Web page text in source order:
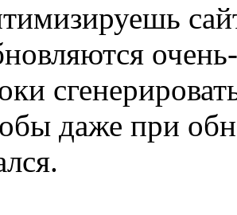
даже при